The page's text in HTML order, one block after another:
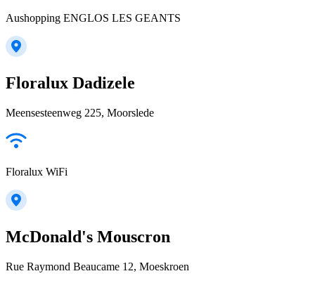
Aushopping ENGLOS LES GEANTS
Floralux Dadizele
Meensesteenweg 225, Moorslede
Floralux WiFi
McDonald's Mouscron
Rue Raymond Beaucame 12, Moeskroen